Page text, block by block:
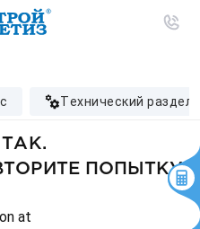
технический раздел
ПОПЫТКУ
at